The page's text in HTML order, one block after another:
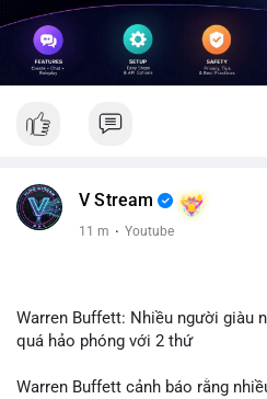
V Stream
11 m · Youtube
Warren Buffett: Nhiều người giàu
quá hảo phóng với 2 thứ
Warren Buffett cảnh báo rằng